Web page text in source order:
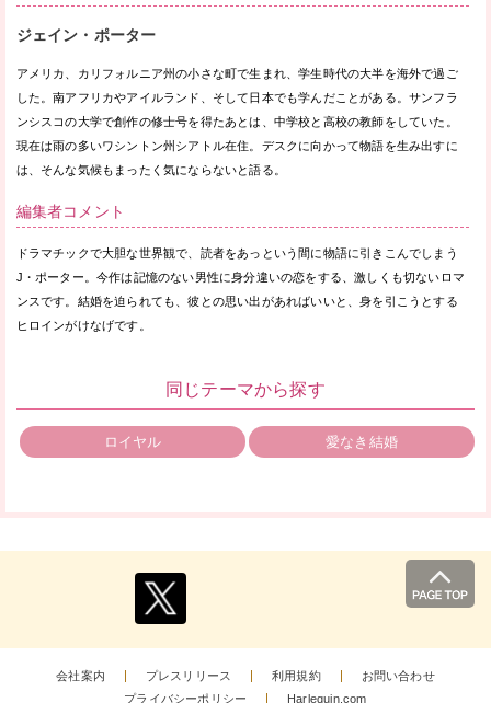
ジェイン・ポーター
アメリカ、カリフォルニア州の小さな町で生まれ、学生時代の大半を海外で過ご
した。南アフリカやアイルランド、そして日本でも学んだことがある。サンフラ
ンシスコの大学で創作の修士号を得たあとは、中学校と高校の教師をしていた。
現在は雨の多いワシントン州シアトル在住。デスクに向かって物語を生み出すに
は、そんな気候もまったく気にならないと語る。
編集者コメント
ドラマチックで大胆な世界観で、読者をあっという間に物語に引きこんでしまう
J・ポーター。今作は記憶のない男性に身分違いの恋をする、激しくも切ないロマ
ンスです。結婚を迫られても、彼との思い出があればいいと、身を引こうとする
ヒロインがけなげです。
同じテーマから探す
ロイヤル 愛なき結婚
会社案内 プレスリリース 利用規約
お問い合わせ
プライバシーポリシー
Harlequin.com